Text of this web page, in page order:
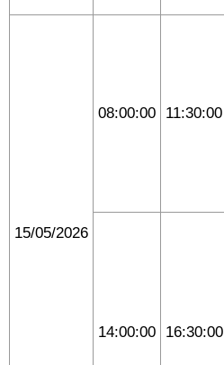
15/05/2026
08:00:00 11:30:00
14:00:00 16:30:00